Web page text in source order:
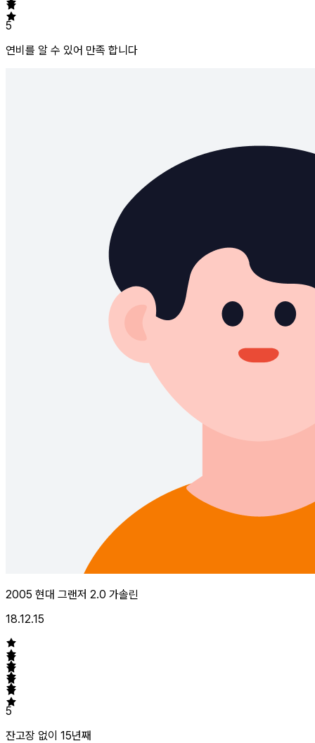
5
연비를 알 수 있어 만족 합니다
2005 현대 그랜저 2.0 가솔린
18.12.15
5
잔고장 없이 15년째